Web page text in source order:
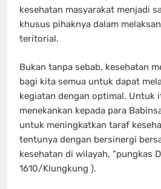
kesehatan masyarakat menjadi
khusus pihaknya dalam
teritorial.
Bukan tanpa sebab, kesehatan
bagi kita semua untuk dapat
kegiatan dengan optimal. Untuk
menekankan kepada para
untuk meningkatkan taraf
tentunya dengan bersinergi
kesehatan di wilayah, “pungkas
1610/Klungkung ).